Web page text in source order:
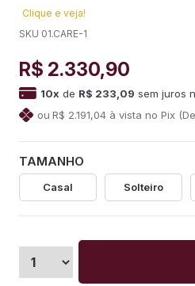
Clique e veja!
SKU 01.CARE-1
R$ 2.330,90
10x de R$ 233,09 sem juros
R$ 2.191,04
TAMANHO
Casal Solteiro